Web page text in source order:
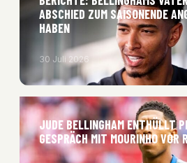
ABSCHIED ZUM SAISONENDE
HABEN
30 Juli 2026
JUDE BELLINGHAM ENTHÜLLT
GESPRÄCH MIT MOURINHO VOR